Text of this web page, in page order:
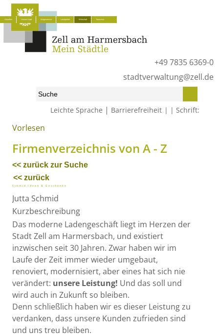
+49 7835 6369-0
stadtverwaltung@zell.de
Leichte Sprache | Barrierefreiheit Schrift:
Aktuelles Unsere Stadt Bürgerservice Lokalpolitik Wirtschaft Tourismus
Start» Wirtschaft» Firmenverzeichnis von A - Z
Vorlesen
Firmenverzeichnis von A - Z
<< zurück zur Suche
<< zurück
Schmid Ideen & Geschenke
Jutta Schmid
Kurzbeschreibung
Das moderne Ladengeschäft liegt im Herzen der
Stadt Zell am Harmersbach, und existiert
inzwischen seit 30 Jahren. Zwar haben wir im
Laufe der Zeit immer wieder umgebaut,
renoviert, modernisiert, aber eines hat sich nie
verändert: unsere Leistung! Und das soll und
wird auch in Zukunft so bleiben.
Denn schließlich haben wir es dieser Leistung zu
verdanken, dass unsere Kunden zufrieden sind
und uns treu bleiben.